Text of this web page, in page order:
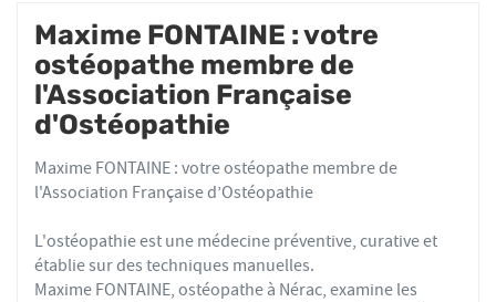
Maxime FONTAINE : votre
ostéopathe membre de
l'Association Française
d'Ostéopathie
Maxime FONTAINE : votre ostéopathe membre de
l'Association Française d’Ostéopathie
L'ostéopathie est une médecine préventive, curative et
établie sur des techniques manuelles.
Maxime FONTAINE, ostéopathe à Nérac, examine les